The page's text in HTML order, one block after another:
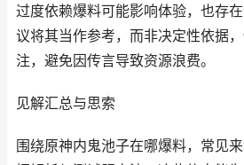
过度依赖爆料可能影响体验，也存
议将其当作参考，而非决定性依据
注，避免因传言导致资源浪费。
见解汇总与思索
围绕原神内鬼池子在哪爆料，常见